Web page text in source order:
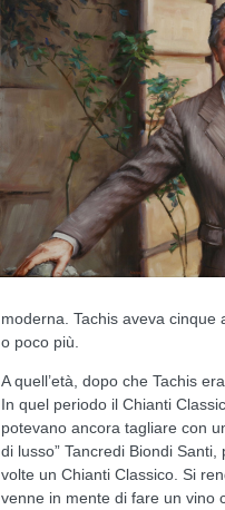
moderna. Tachis aveva cinque
o poco più.
A quell’età, dopo che Tachis
In quel periodo il Chianti
potevano ancora tagliare con
di lusso” Tancredi Biondi
volte un Chianti Classico. Si
venne in mente di fare un vino